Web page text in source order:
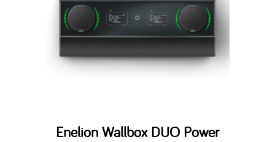
Enelion Wallbox DUO Power